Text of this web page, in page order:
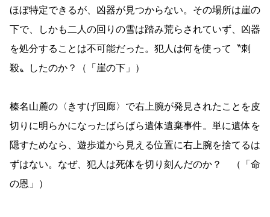
ほぼ特定できるが、凶器が見つからない。その場所は崖の
下で、しかも二人の回りの雪は踏み荒らされていず、凶器
を処分することは不可能だった。犯人は何を使って〝刺
殺〟したのか？（「崖の下」）
榛名山麓の〈きすげ回廊〉で右上腕が発見されたことを皮
切りに明らかになったばらばら遺体遺棄事件。単に遺体を
隠すためなら、遊歩道から見える位置に右上腕を捨てるは
ずはない。なぜ、犯人は死体を切り刻んだのか？ （「命
の恩」）